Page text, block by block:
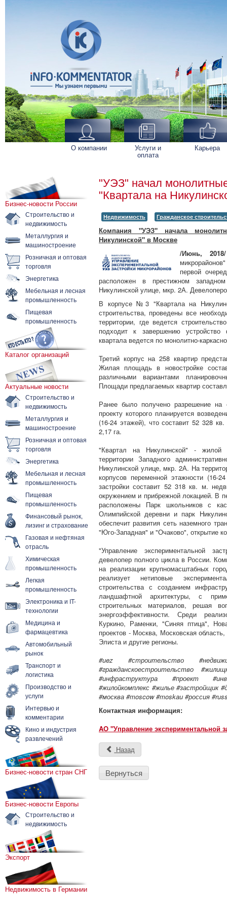
О компании Услуги и
оплата
Карьера
Бизнес-новости России
Строительство и
недвижимость
Металлургия и
машиностроение
Розничная и оптовая
торговля
Энергетика
Мебельная и лесная
промышленность
Пищевая
промышленность
Каталог организаций
Актуальные новости
Строительство и
недвижимость
Металлургия и
машиностроение
Розничная и оптовая
торговля
Энергетика
Мебельная и лесная
промышленность
Пищевая
промышленность
Финансовый рынок,
лизинг и страхование
Газовая и нефтяная
отрасль
Химическая
промышленность
Легкая
промышленность
Электроника и IT-
технологии
Медицина и
фармацевтика
Автомобильный
рынок
Транспорт и
логистика
Производство и
услуги
Интервью и
комментарии
Кино и индустрия
развлечений
Бизнес-новости стран СНГ
Бизнес-новости Европы
Строительство и
недвижимость
Экспорт
Недвижимость в Германии
"УЭЗ" начал
"Квартала на
Недвижимость Гражданское
Компания "УЭЗ" начала
Никулинской" в Москве
/Июнь, 2018/
первой
расположен в престижном
Никулинской улице, мкр. 2А.
В корпусе №3 "Квартала на
строительства, проведены все
территории, где ведется
подходит к завершению устройство
квартала ведется по монолитно-
Третий корпус на 258 квартир
Жилая площадь в новостройке
различными вариантами
Площади предлагаемых квартир
Ранее было получено разрешение на
проекту которого планируется
(16-24 этажей), что составит 52 328
2,17 га.
"Квартал на Никулинской" - жилой
территории Западного
Никулинской улице, мкр. 2А. На
корпусов переменной этажности
застройки составит 52 318 кв. м.
окружением и прибрежной локацией. В
расположены Парк школьников с
Олимпийской деревни и парк
обеспечит развития сеть наземного
"Юго-Западная" и "Очаково", открытие
"Управление экспериментальной
девелопер полного цикла в России.
на реализации крупномасштабных
реализует нетиповые
строительства с созданием
ландшафтной архитектуры, с
строительных материалов, решая
энергоэффективности. Среди
Куркино, Раменки, "Синяя птица",
проектов - Москва, Московская
Элиста и другие регионы.
#uez #строительство
#гражданскоестроительство
#инфраструктура #проект
#жилойкомплекс #жилье #застройщик
#москва #moscow #moskau #россия
Контактная информация:
AO "Управление экспериментальной
Назад
Вернуться